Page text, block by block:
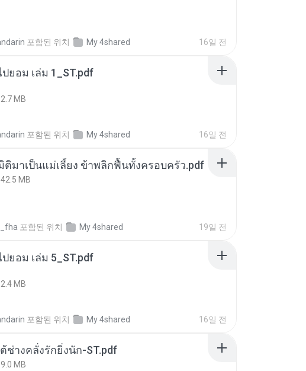
포함된 위치 My 4shared 16일 전
ปยอม เล่ม 1_ST.pdf
2.7 MB
포함된 위치 My 4shared 16일 전
ติมาเป็นแม่เลี้ยง ข้าพลิกฟื้นทั้งครอบครัว.pdf
42.5 MB
포함된 위치 My 4shared 19일 전
ปยอม เล่ม 5_ST.pdf
2.4 MB
포함된 위치 My 4shared 16일 전
ต้ช่างคลั่งรักยิ่งนัก-ST.pdf
9.0 MB